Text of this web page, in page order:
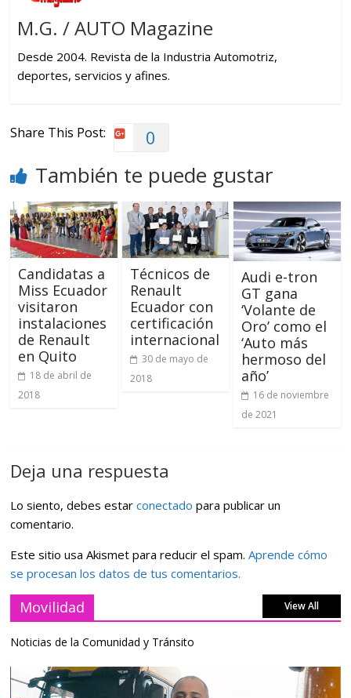
M.G. / AUTO Magazine
Desde 2004. Revista de la Industria Automotriz,
deportes, servicios y afines.
Share This Post: 0
También te puede gustar
Candidatas a
Miss Ecuador
visitaron
instalaciones
de Renault
en Quito
18 de abril de
2018
Técnicos de
Renault
Ecuador con
certificación
internacional
30 de mayo de
2018
Audi e-tron
GT gana
‘Volante de
Oro’ como el
‘Auto más
hermoso del
año’
16 de noviembre
de 2021
Deja una respuesta
Lo siento, debes estarconectado para publicar un
comentario.
Este sitio usa Akismet para reducir el spam.Aprende cómo
se procesan los datos de tus comentarios.
Movilidad View All
Noticias de la Comunidad y Tránsito